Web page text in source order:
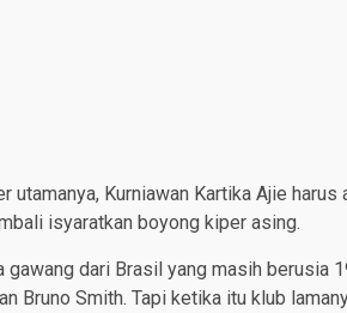
utamanya, Kurniawan Kartika Ajie
isyaratkan boyong kiper asing.
gawang dari Brasil yang masih berusia
Bruno Smith. Tapi ketika itu klub